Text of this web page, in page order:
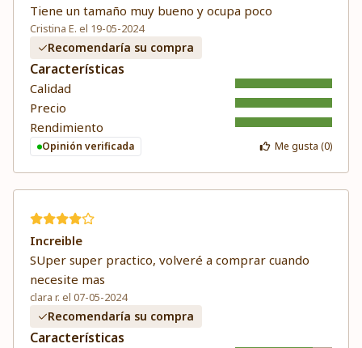
Tiene un tamaño muy bueno y ocupa poco
Cristina E. el 19-05-2024
Recomendaría su compra
Características
Calidad
Precio
Rendimiento
Opinión verificada Me gusta (0)
Increible
SUper super practico, volveré a comprar cuando
necesite mas
clara r. el 07-05-2024
Recomendaría su compra
Características